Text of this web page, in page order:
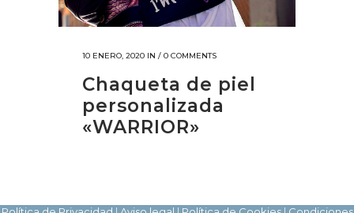
10 ENERO, 2020 IN / 0 COMMENTS
Chaqueta de piel
personalizada
«WARRIOR»